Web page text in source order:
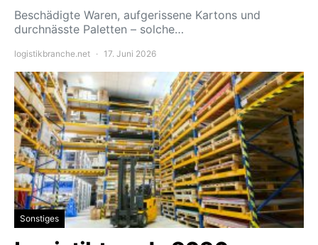
Beschädigte Waren, aufgerissene Kartons und
durchnässte Paletten – solche…
logistikbranche.net 17. Juni 2026
Sonstiges